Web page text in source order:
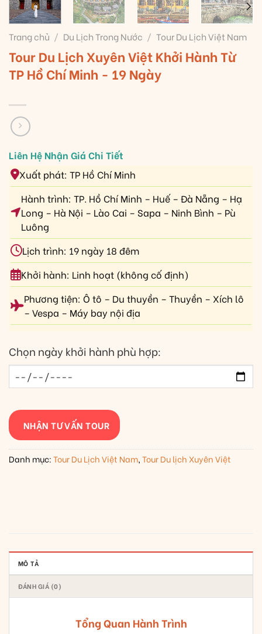
Trang chủ / Du Lịch Trong Nước / Tour Du Lịch Việt Nam
Tour Du Lịch Xuyên Việt Khởi Hành Từ
TP Hồ Chí Minh - 19 Ngày
Xuất phát: TP Hồ Chí Minh
Hành trình: TP. Hồ Chí Minh – Huế – Đà Nẵng – Hạ
Long – Hà Nội – Lào Cai – Sapa – Ninh Bình – Pù
Luông
Lịch trình: 19 ngày 18 đêm
Khởi hành: Linh hoạt (không cố định)
Phương tiện: Ô tô – Du thuyền – Thuyền – Xích lô
– Vespa – Máy bay nội địa
Chọn ngày khởi hành phù hợp:
NHẬN TƯ VẤN TOUR
Danh mục:Tour Du Lịch Việt Nam,Tour Du lịch Xuyên Việt
MÔ TẢ
ĐÁNH GIÁ (0)
Tổng Quan Hành Trình